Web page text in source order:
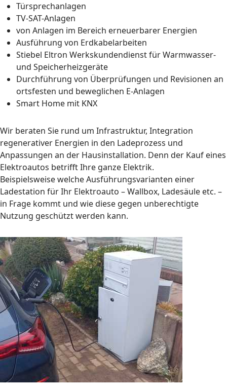
Türsprechanlagen
TV-SAT-Anlagen
von Anlagen im Bereich erneuerbarer Energien
Ausführung von Erdkabelarbeiten
Stiebel Eltron Werkskundendienst für Warmwasser-
und Speicherheizgeräte
Durchführung von Überprüfungen und Revisionen an
ortsfesten und beweglichen E-Anlagen
Smart Home mit KNX
Wir beraten Sie rund um Infrastruktur, Integration
regenerativer Energien in den Ladeprozess und
Anpassungen an der Hausinstallation. Denn der Kauf eines
Elektroautos betrifft Ihre ganze Elektrik.
Beispielsweise welche Ausführungsvarianten einer
Ladestation für Ihr Elektroauto – Wallbox, Ladesäule etc. –
in Frage kommt und wie diese gegen unberechtigte
Nutzung geschützt werden kann.